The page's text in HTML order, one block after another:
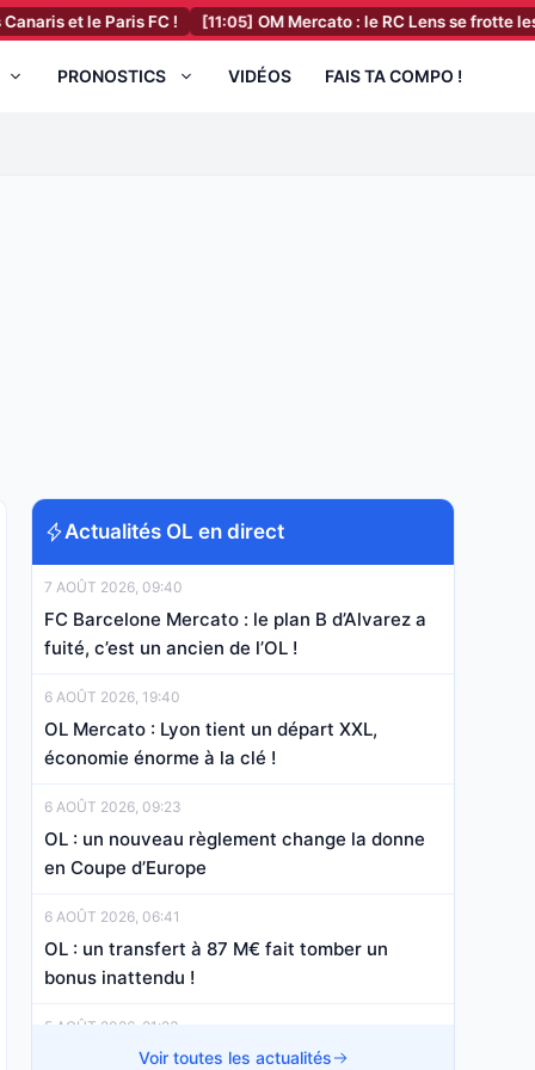
le Paris FC ! [11:05] OM Mercato : le RC Lens se frotte les mains
PRONOSTICS VIDÉOS FAIS TA COMPO !
Actualités OL en direct
7 AOÛT 2026, 09:40
FC Barcelone Mercato : le plan B d’Alvarez a
fuité, c’est un ancien de l’OL !
6 AOÛT 2026, 19:40
OL Mercato : Lyon tient un départ XXL,
économie énorme à la clé !
6 AOÛT 2026, 09:23
OL : un nouveau règlement change la donne
en Coupe d’Europe
6 AOÛT 2026, 06:41
OL : un transfert à 87 M€ fait tomber un
bonus inattendu !
5 AOÛT 2026, 21:23
OL : huit départs, le grand ménage réclamé
Voir toutes les actualités